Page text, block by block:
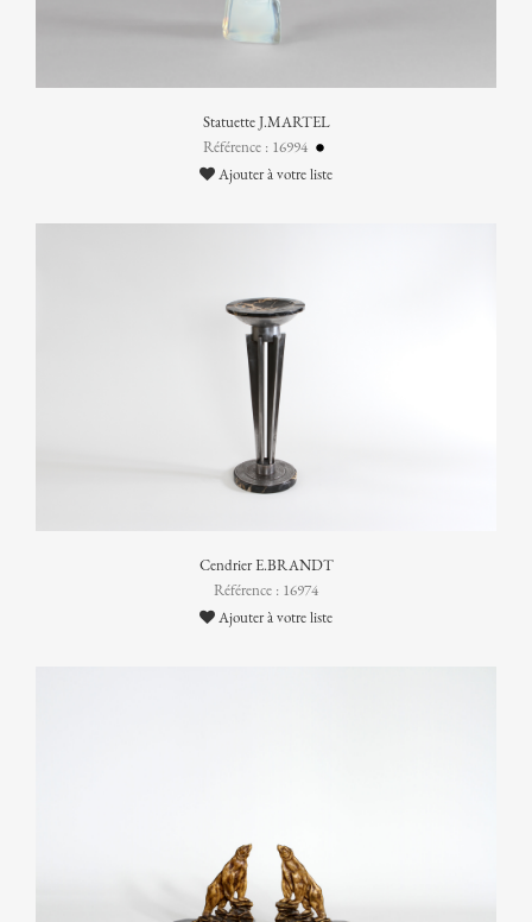
Statuette J.MARTEL
Référence : 16994
Ajouter à votre liste
Cendrier E.BRANDT
Référence : 16974
Ajouter à votre liste